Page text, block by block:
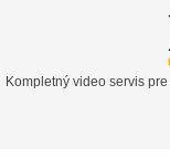
Kompletný video servis